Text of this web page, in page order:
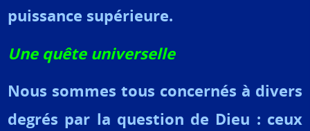
puissance supérieure.
Une quête universelle
Nous sommes tous concernés à divers
degrés par la question de Dieu : ceux